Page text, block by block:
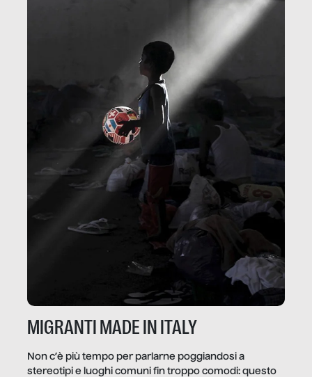
MIGRANTI MADE IN ITALY
Non c’è più tempo per parlarne poggiandosi a
stereotipi e luoghi comuni fin troppo comodi: questo